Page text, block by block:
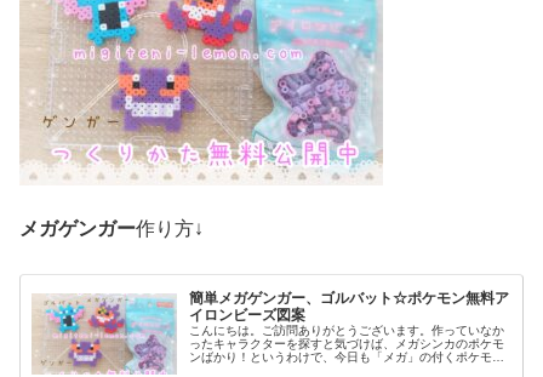
メガゲンガー作り方↓
簡単メガゲンガー、ゴルバット☆ポケモン無料ア
イロンビーズ図案
こんにちは。ご訪問ありがとうございます。作っていなか
ったキャラクターを探すと気づけば、メガシンカのポケモ
ンばかり！というわけで、今日も「メガ」の付くポケモン